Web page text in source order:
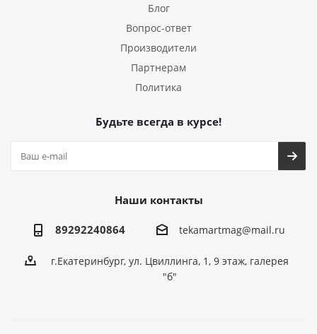
Блог
Вопрос-ответ
Производители
Партнерам
Политика
Будьте всегда в курсе!
Наши контакты
89292240864 tekamartmag@mail.ru
г.Екатеринбург, ул. Цвиллинга, 1, 9 этаж, галерея
"б"